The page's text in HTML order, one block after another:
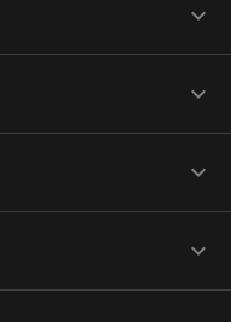



keyboard_arrow_down